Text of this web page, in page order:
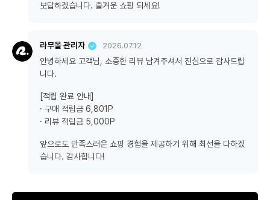
보답하겠습니다. 즐거운 쇼핑 되세요!
라무몰 관리자 2026.07.12
안녕하세요 고객님, 소중한 리뷰 남겨주셔서 진심으로 감사드립
니다.
[적립 완료 안내]
· 구매 적립금 6,801P
· 리뷰 적립금 5,000P
앞으로도 만족스러운 쇼핑 경험을 제공하기 위해 최선을 다하겠
습니다. 감사합니다!